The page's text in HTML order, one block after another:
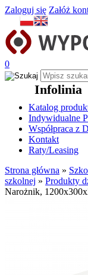
Zaloguj się Załóż
0
Infolinia
Katalog
Indywidualne
Współpraca z
Kontakt
Raty/Leasing
Strona główna »
szkolnej » Produkty
Narożnik,